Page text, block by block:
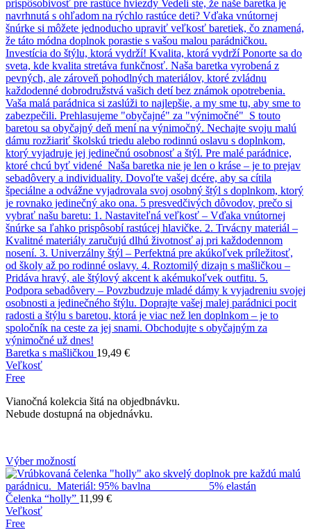
Baretka s mašličkou 19,49 €
Veľkosť
Free
Vianočná kolekcia šitá na objedbnávku.
Nebude dostupná na objednávku.
Výber možností
Čelenka “holly” 11,99 €
Veľkosť
Free